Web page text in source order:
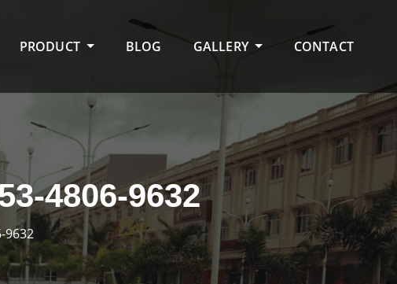
PRODUCT BLOG GALLERY CONTACT
4806-9632
9632